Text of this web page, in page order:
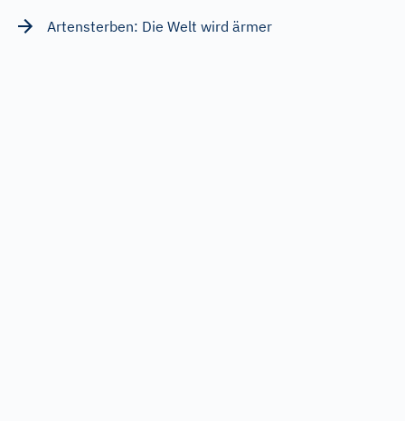
Artensterben: Die Welt wird ärmer